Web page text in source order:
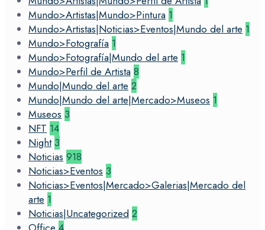
Mundo>Artistas|Mundo>Pintura 1
Mundo>Artistas|Noticias>Eventos|Mundo del arte 1
Mundo>Fotografía 1
Mundo>Fotografía|Mundo del arte 1
Mundo>Perfil de Artista 8
Mundo|Mundo del arte 2
Mundo|Mundo del arte|Mercado>Museos 1
Museos 3
NFT 14
Night 3
Noticias 918
Noticias>Eventos 3
Noticias>Eventos|Mercado>Galerias|Mercado del
arte 1
Noticias|Uncategorized 2